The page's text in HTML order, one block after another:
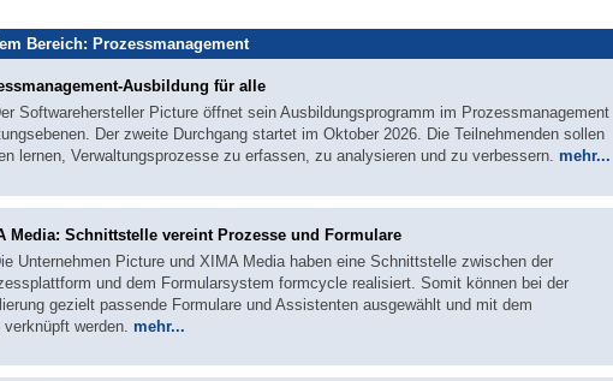
Bereich: Prozessmanagement
Ausbildung für alle
Softwarehersteller Picture öffnet sein Ausbildungsprogramm im Prozessmanagement
Der zweite Durchgang startet im Oktober 2026. Die Teilnehmenden sollen
lernen, Verwaltungsprozesse zu erfassen, zu analysieren und zu verbessern. mehr...
Media: Schnittstelle vereint Prozesse und Formulare
Unternehmen Picture und XIMA Media haben eine Schnittstelle zwischen der
und dem Formularsystem formcycle realisiert. Somit können bei der
gezielt passende Formulare und Assistenten ausgewählt und mit dem
werden. mehr...